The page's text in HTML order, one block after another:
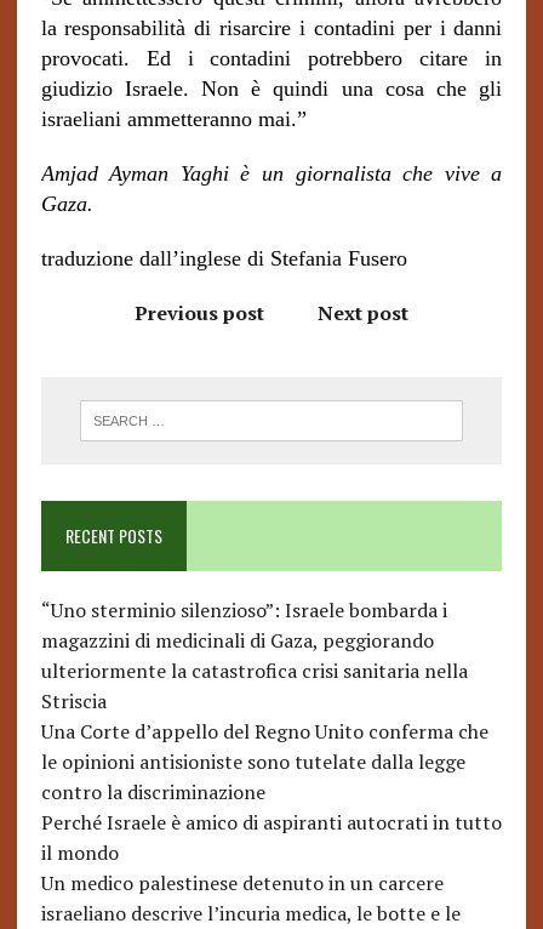
la responsabilità di risarcire i contadini per i danni
provocati. Ed i contadini potrebbero citare in
giudizio Israele. Non è quindi una cosa che gli
israeliani ammetteranno mai.”
Amjad Ayman Yaghi è un giornalista che vive a
Gaza.
traduzione dall’inglese di Stefania Fusero
Previous post Next post
RECENT POSTS
“Uno sterminio silenzioso”: Israele bombarda i
magazzini di medicinali di Gaza, peggiorando
ulteriormente la catastrofica crisi sanitaria nella
Striscia
Una Corte d’appello del Regno Unito conferma che
le opinioni antisioniste sono tutelate dalla legge
contro la discriminazione
Perché Israele è amico di aspiranti autocrati in tutto
il mondo
Un medico palestinese detenuto in un carcere
israeliano descrive l’incuria medica, le botte e le